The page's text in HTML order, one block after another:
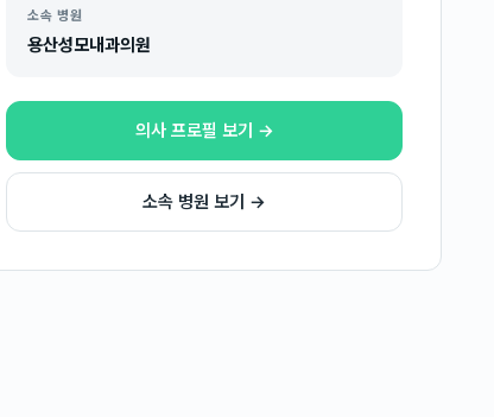
소속 병원
용산성모내과의원
의사 프로필 보기 →
소속 병원 보기 →